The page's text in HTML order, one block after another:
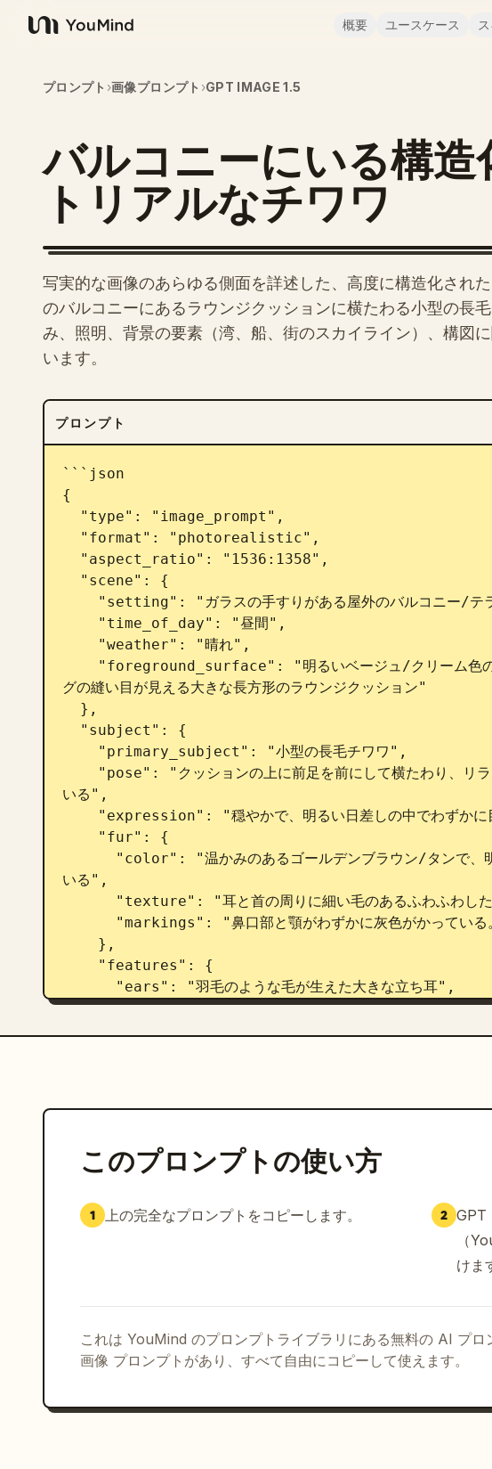
YouMind
概要 ユースケース
プロンプト ›画像プロンプト ›GPT IMAGE 1.5
バルコニーにいる構造
トリアルなチワワ
写実的な画像のあらゆる側面を詳述した、高度に構造化され
のバルコニーにあるラウンジクッションに横たわる小型の長
み、照明、背景の要素（湾、船、街のスカイライン）、構図
います。
プロンプト
```json
{
グの縫い目が見える大きな長方形のラウンジクッション"
いる",
いる",
      "eyes": "濃い茶色で光沢がある",
    "midground": "木々が並ぶ海岸線/島のある穏やかな青い水面（湾/港）",
      "複数の大型白いクルーズ船",
      "左側に港のクレーン/工業構造物",
      "右側に高層ビルが立ち並ぶかすんだ都市のスカイライン"
    ],
    "direction": "左/左前方から",
    "effects": [
      "クッションに柔らかい影と斜めの影"
このプロンプトの使い方
1 上の完全なプロンプトをコピーします。 2 GPT
（
けま
これは YouMind のプロンプトライブラリにある無料の AI プロ
画像 プロンプトがあり、すべて自由にコピーして使えます。